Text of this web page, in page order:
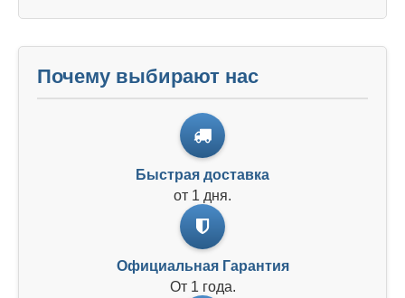
Почему выбирают нас
Быстрая доставка
от 1 дня.
Официальная Гарантия
От 1 года.